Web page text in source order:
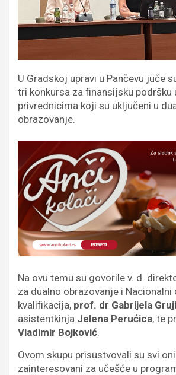
U Gradskoj upravi u Pančevu juče
tri konkursa za finansijsku podršku
privrednicima koji su uključeni u
obrazovanje.
Na ovu temu su govorile v. d.
za dualno obrazovanje i Nacionalni
kvalifikacija, prof. dr Gabrijela
asistentkinja Jelena Perućica, te
Vladimir Bojković.
Ovom skupu prisustvovali su svi
zainteresovani za učešće u